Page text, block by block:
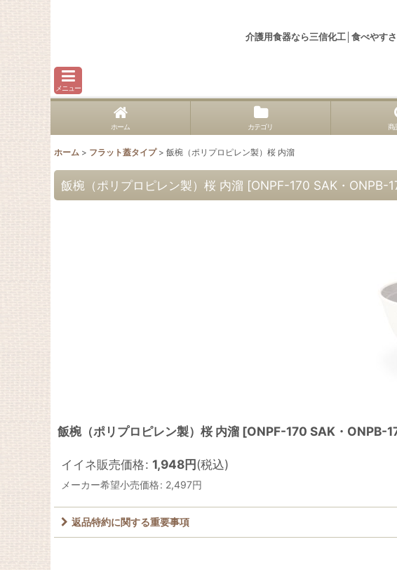
介護用食器なら三信化工│食べやす
メニュー
ホーム カテゴリ 商
ホーム > フラット蓋タイプ > 飯椀（ポリプロピレン製）桜 内溜
飯椀（ポリプロピレン製）桜 内溜 [ONPF-170 SAK・ONPB-
飯椀（ポリプロピレン製）桜 内溜 [ONPF-170 SAK・ONPB-
イイネ販売価格: 1,948円(税込)
メーカー希望小売価格: 2,497円
返品特約に関する重要事項